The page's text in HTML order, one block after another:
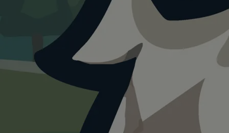
Einreise, Leinenpflicht, Bahn-Tickets, Hundestrände —
wir haben für jedes Land das Wichtigste
zusammengetragen.
4.248 86
STÄDTE